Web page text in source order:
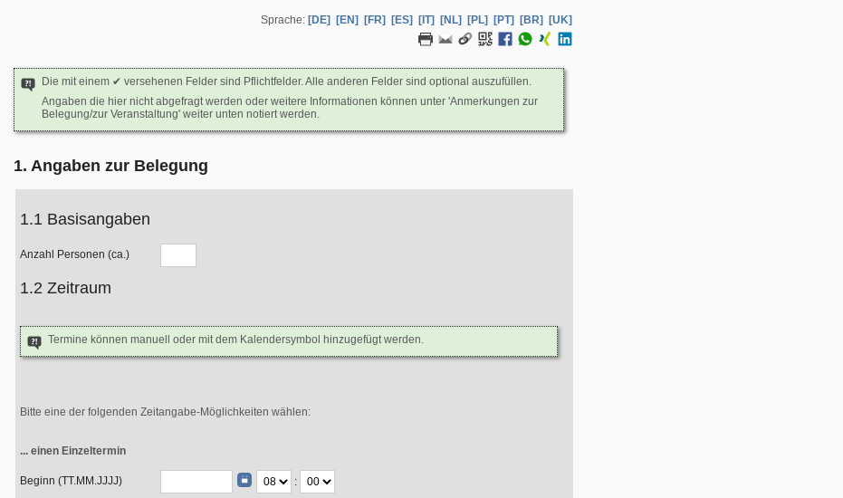
Sprache: [DE] [EN] [FR] [ES] [IT] [NL] [PL] [PT] [BR] [UK]
Die mit einem ✔ versehenen Felder sind Pflichtfelder. Alle anderen Felder sind optional auszufüllen.
Angaben die hier nicht abgefragt werden oder weitere Informationen können unter 'Anmerkungen zur
Belegung/zur Veranstaltung' weiter unten notiert werden.
1. Angaben zur Belegung
1.1 Basisangaben
Anzahl Personen (ca.)
1.2 Zeitraum
Termine können manuell oder mit dem Kalendersymbol hinzugefügt werden.
Bitte eine der folgenden Zeitangabe-Möglichkeiten wählen:
... einen Einzeltermin
Beginn (TT.MM.JJJJ) :